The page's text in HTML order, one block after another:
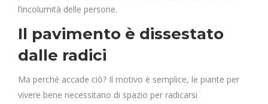
l’incolumità delle persone.
Il pavimento è dissestato
dalle radici
Ma perché accade ciò? Il motivo è semplice, le piante per
vivere bene necessitano di spazio per radicarsi